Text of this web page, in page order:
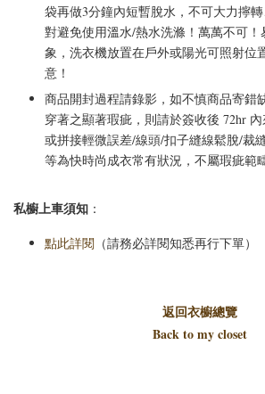
袋再做3分鐘內短暫脫水，不可大力擰
對避免使用溫水/熱水洗滌！萬萬不可
象，洗衣機放置在戶外或陽光可照射位
意！
商品開封過程請錄影，如不慎商品寄錯
穿著之顯著瑕疵，則請於簽收後 72hr
或拼接輕微誤差/線頭/扣子縫線鬆脫/裁
等為快時尚成衣常有狀況，不屬瑕疵範
私櫥上車須知 ：
點此詳閱 （請務必詳閱知悉再行下單）
返回衣櫥總覽
Back to my closet